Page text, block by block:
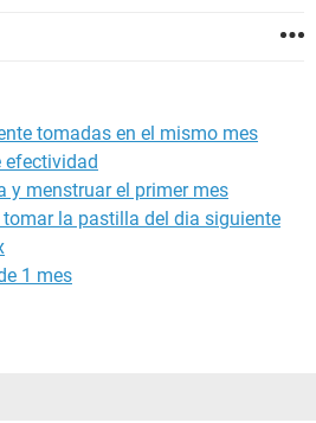
tomadas en el mismo mes
efectividad
y menstruar el primer mes
tomar la pastilla del dia siguiente
1 mes